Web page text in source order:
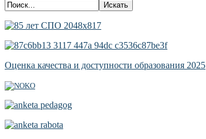
Оценка качества и доступности образования 2025